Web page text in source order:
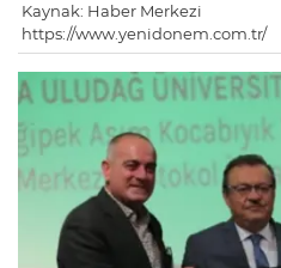
Kaynak: Haber Merkezi
https://www.yenidonem.com.tr/